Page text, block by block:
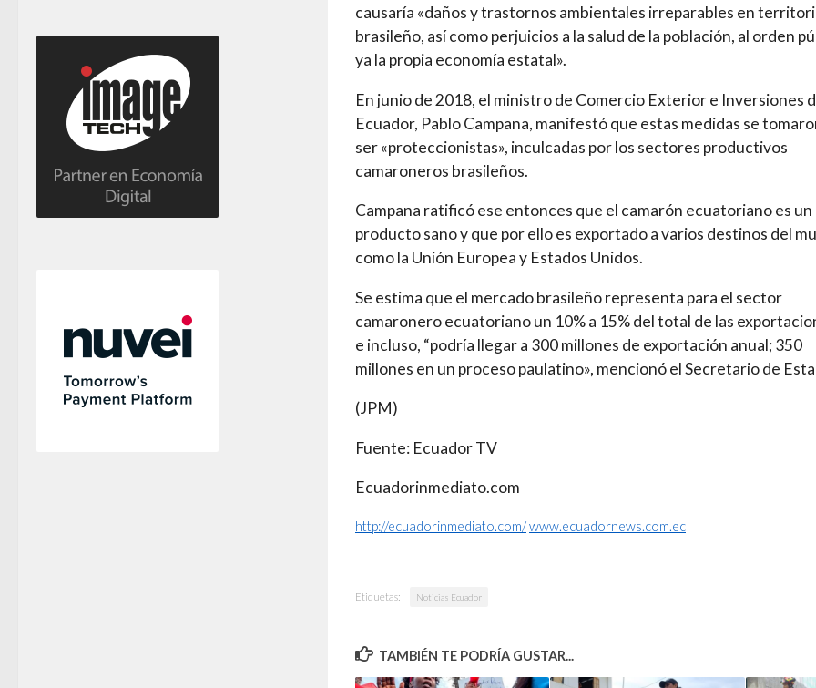
causaría «daños y trastornos ambientales irreparables en
brasileño, así como perjuicios a la salud de la población, al orden
ya la propia economía estatal».
En junio de 2018, el ministro de Comercio Exterior e Inversiones
Ecuador, Pablo Campana, manifestó que estas medidas se
ser «proteccionistas», inculcadas por los sectores productivos
camaroneros brasileños.
Campana ratificó ese entonces que el camarón ecuatoriano es un
producto sano y que por ello es exportado a varios destinos del
como la Unión Europea y Estados Unidos.
Se estima que el mercado brasileño representa para el sector
camaronero ecuatoriano un 10% a 15% del total de las
e incluso, “podría llegar a 300 millones de exportación anual; 350
millones en un proceso paulatino», mencionó el Secretario de
(JPM)
Fuente: Ecuador TV
Ecuadorinmediato.com
http://ecuadorinmediato.com/www.ecuadornews.com.ec
Etiquetas: Noticias Ecuador
TAMBIÉN TE PODRÍA GUSTAR...